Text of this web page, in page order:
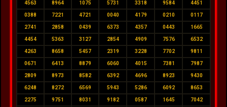
4563 8964 1075 5731 3318 9584 4451
0388 7221 4721 0040 4179 0210 0117
2741 2858 0439 6373 4357 0443 1665
4454 5363 3127 2854 4909 7576 6532
4263 8658 5457 2319 3228 7702 9811
0671 6413 8879 6060 4015 7381 7987
2809 8973 8582 6392 4696 8923 9430
6248 8272 6569 5943 5286 6092 8653
2275 9751 8031 9182 0587 1645 7042